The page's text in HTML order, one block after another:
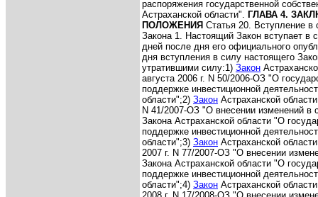
распоряжения государственной
Астраханской области". ГЛАВА 4.
ПОЛОЖЕНИЯ Статья 20. Вступление в
Закона 1. Настоящий Закон вступает в
дней после дня его официального
дня вступления в силу настоящего
утратившими силу:1) Закон
августа 2006 г. N 50/2006-ОЗ "О
поддержке инвестиционной
области";2) Закон Астраханской
N 41/2007-ОЗ "О внесении изменений в
Закона Астраханской области "О
поддержке инвестиционной
области";3) Закон Астраханской
2007 г. N 77/2007-ОЗ "О внесении
Закона Астраханской области "О
поддержке инвестиционной
области";4) Закон Астраханской